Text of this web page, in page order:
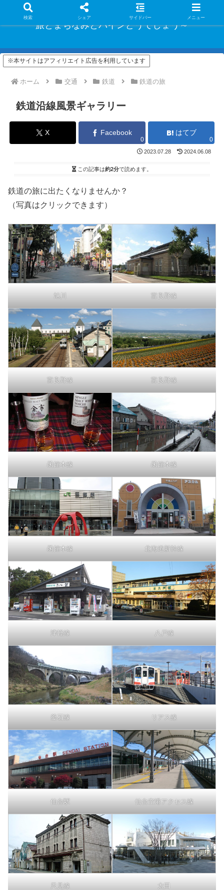
旅とまちなみとパインどうでしょう～
※本サイトはアフィリエイト広告を利用しています
ホーム 交通 鉄道 鉄道の旅
鉄道沿線風景ギャラリー
X Facebook
0
はてブ
0
2023.07.28 2024.06.08
この記事は約2分で読めます。
鉄道の旅に出たくなりませんか？
（写真はクリックできます）
旭川 富良野線
富良野線 富良野線
函館本線 函館本線
函館本線 北海道新幹線
津軽線 八戸線
釜石線 リアス線
仙台駅 仙台空港アクセス線
只見線 太田
検索 シェア サイドバー メニュー